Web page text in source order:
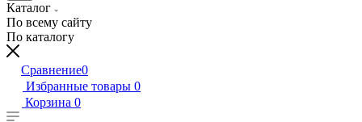
Каталог
По всему сайту
По каталогу
Сравнение0
Избранные товары 0
Корзина 0